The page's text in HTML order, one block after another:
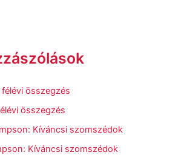
összegzés
összegzés
Kíváncsi szomszédok
Kíváncsi szomszédok